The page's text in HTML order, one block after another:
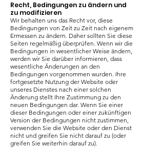
Recht, Bedingungen zu ändern und
zu modifizieren
Wir behalten uns das Recht vor, diese
Bedingungen von Zeit zu Zeit nach eigenem
Ermessen zu ändern. Daher sollten Sie diese
Seiten regelmäßig überprüfen. Wenn wir die
Bedingungen in wesentlicher Weise ändern,
werden wir Sie darüber informieren, dass
wesentliche Änderungen an den
Bedingungen vorgenommen wurden. Ihre
fortgesetzte Nutzung der Website oder
unseres Dienstes nach einer solchen
Änderung stellt Ihre Zustimmung zu den
neuen Bedingungen dar. Wenn Sie einer
dieser Bedingungen oder einer zukünftigen
Version der Bedingungen nicht zustimmen,
verwenden Sie die Website oder den Dienst
nicht und greifen Sie nicht darauf zu (oder
greifen Sie weiterhin darauf zu).